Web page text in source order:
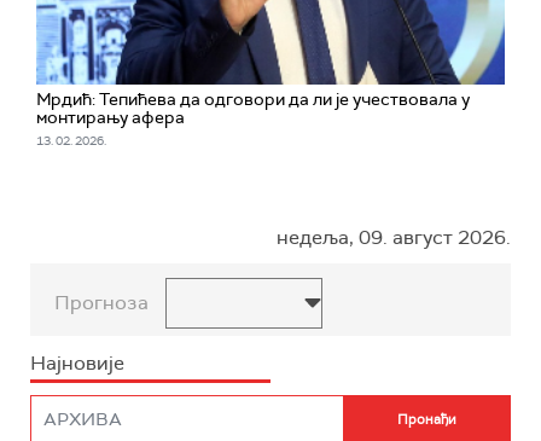
Мрдић: Тепићева да одговори да ли је учествовала у
монтирању афера
13. 02. 2026.
недеља, 09. август 2026.
Прогноза
Најновије